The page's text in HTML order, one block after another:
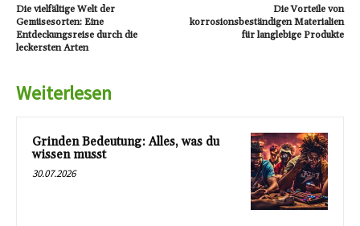
Die vielfältige Welt der
Gemüsesorten: Eine
Entdeckungsreise durch die
leckersten Arten
Die Vorteile von
korrosionsbeständigen Materialien
für langlebige Produkte
Weiterlesen
Grinden Bedeutung: Alles, was du
wissen musst
30.07.2026